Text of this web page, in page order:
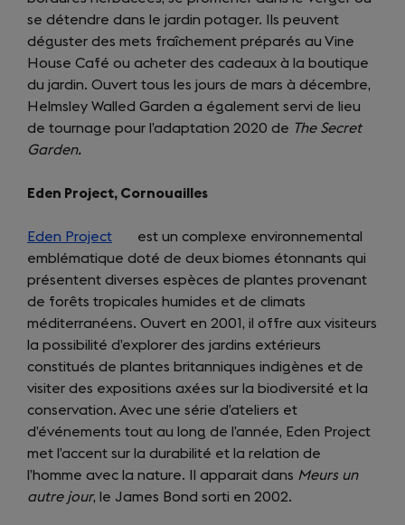
se détendre dans le jardin potager. Ils peuvent
déguster des mets fraîchement préparés au Vine
House Café ou acheter des cadeaux à la boutique
du jardin. Ouvert tous les jours de mars à décembre,
Helmsley Walled Garden a également servi de lieu
de tournage pour l’adaptation 2020 de The Secret
Garden.
Eden Project, Cornouailles
Eden Project (opens
in
a
new
tab)
est un complexe environnemental
emblématique doté de deux biomes étonnants qui
présentent diverses espèces de plantes provenant
de forêts tropicales humides et de climats
méditerranéens. Ouvert en 2001, il offre aux visiteurs
la possibilité d’explorer des jardins extérieurs
constitués de plantes britanniques indigènes et de
visiter des expositions axées sur la biodiversité et la
conservation. Avec une série d’ateliers et
d’événements tout au long de l’année, Eden Project
met l’accent sur la durabilité et la relation de
l’homme avec la nature. Il apparait dans Meurs un
autre jour, le James Bond sorti en 2002.